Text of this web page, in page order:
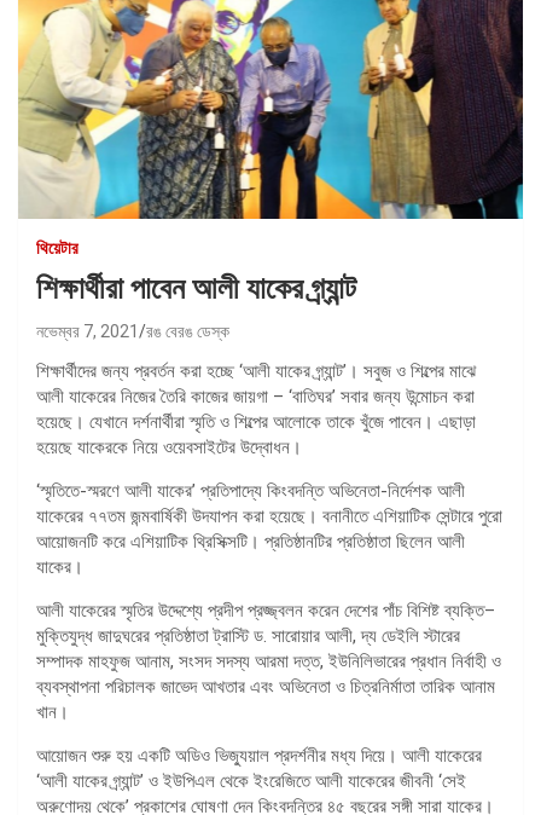
থিয়েটার
শিক্ষার্থীরা পাবেন আলী যাকের গ্র্যান্ট
নভেম্বর 7, 2021 রঙ বেরঙ ডেস্ক
শিক্ষার্থীদের জন্য প্রবর্তন করা হচ্ছে ‘আলী যাকের গ্র্যান্ট’। সবুজ ও শিল্পের মাঝে
আলী যাকেরের নিজের তৈরি কাজের জায়গা – ‘বাতিঘর’ সবার জন্য উন্মোচন করা
হয়েছে। যেখানে দর্শনার্থীরা স্মৃতি ও শিল্পের আলোকে তাকে খুঁজে পাবেন। এছাড়া
হয়েছে যাকেরকে নিয়ে ওয়েবসাইটের উদ্বোধন।
‘স্মৃতিতে-স্মরণে আলী যাকের’ প্রতিপাদ্যে কিংবদন্তি অভিনেতা-নির্দেশক আলী
যাকেরের ৭৭তম জন্মবার্ষিকী উদযাপন করা হয়েছে। বনানীতে এশিয়াটিক সেন্টারে পুরো
আয়োজনটি করে এশিয়াটিক থ্রিসিক্সটি। প্রতিষ্ঠানটির প্রতিষ্ঠাতা ছিলেন আলী
যাকের।
আলী যাকেরের স্মৃতির উদ্দেশ্যে প্রদীপ প্রজ্জ্বলন করেন দেশের পাঁচ বিশিষ্ট ব্যক্তি–
মুক্তিযুদ্ধ জাদুঘরের প্রতিষ্ঠাতা ট্রাস্টি ড. সারোয়ার আলী, দ্য ডেইলি স্টারের
সম্পাদক মাহফুজ আনাম, সংসদ সদস্য আরমা দত্ত, ইউনিলিভারের প্রধান নির্বাহী ও
ব্যবস্থাপনা পরিচালক জাভেদ আখতার এবং অভিনেতা ও চিত্রনির্মাতা তারিক আনাম
খান।
আয়োজন শুরু হয় একটি অডিও ভিজ্যুয়াল প্রদর্শনীর মধ্য দিয়ে। আলী যাকেরের
‘আলী যাকের গ্র্যান্ট’ ও ইউপিএল থেকে ইংরেজিতে আলী যাকেরের জীবনী ‘সেই
অরুণোদয় থেকে’ প্রকাশের ঘোষণা দেন কিংবদন্তির ৪৫ বছরের সঙ্গী সারা যাকের।